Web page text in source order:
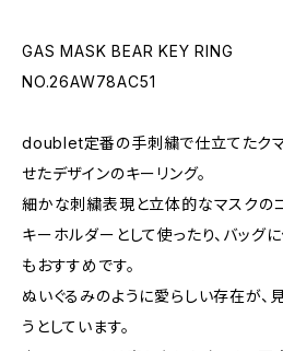
GAS MASK BEAR KEY RING
NO.26AW78AC51
doublet定番の手刺繍で仕立てたク
せたデザインのキーリング。
細かな刺繍表現と立体的なマスクの
キーホルダーとして使ったり、バッグ
もおすすめです。
ぬいぐるみのように愛らしい存在が、
うとしています。